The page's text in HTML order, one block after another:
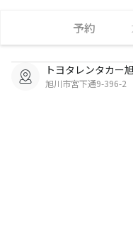
予約
トヨタレンタカー
旭川市宮下通9-396-2